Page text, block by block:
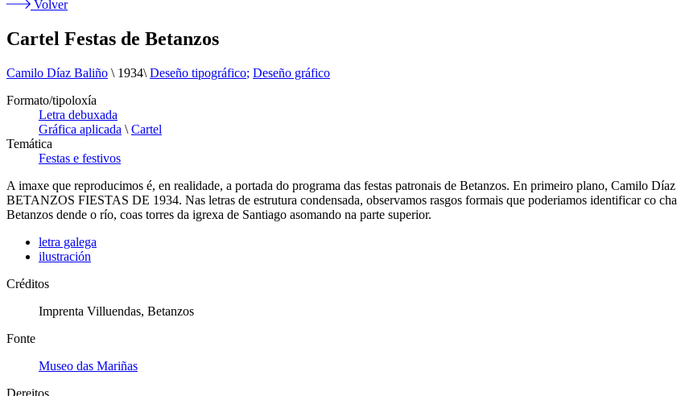
Volver
Cartel Festas de Betanzos
Camilo Díaz Baliño \ 1934\ Deseño tipográfico Deseño gráfico
Formato/tipoloxía
Letra debuxada
Gráfica aplicada \ Cartel
Temática
Festas e festivos
A imaxe que reproducimos é, en realidade, a portada do programa das festas patronais de Betanzos. En primeiro plano, Camilo
BETANZOS FIESTAS DE 1934. Nas letras de estrutura condensada, observamos rasgos formais que poderiamos identificar co
Betanzos dende o río, coas torres da igrexa de Santiago asomando na parte superior.
letra galega
ilustración
Créditos
Imprenta Villuendas, Betanzos
Fonte
Museo das Mariñas
Dereitos